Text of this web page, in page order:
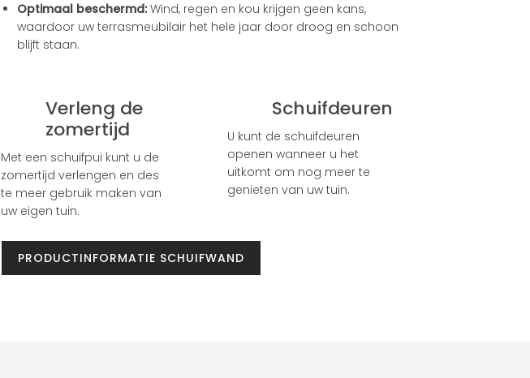
Optimaal beschermd:Wind, regen en kou krijgen geen kans,
waardoor uw terrasmeubilair het hele jaar door droog en schoon
blijft staan.
Verleng de
zomertijd
Met een schuifpui kunt u de
zomertijd verlengen en des
te meer gebruik maken van
uw eigen tuin.
Schuifdeuren
U kunt de schuifdeuren
openen wanneer u het
uitkomt om nog meer te
genieten van uw tuin.
PRODUCTINFORMATIE SCHUIFWAND